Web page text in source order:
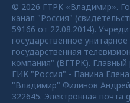
© 2026 ГТРК «Владимир».
канал "Россия"
59166 от 22.08.2014).
государственное
государственная
компания" (ВГТРК).
ГИК "Россия" - Панина
"Владимир" Филинов
322645. Электронная почта